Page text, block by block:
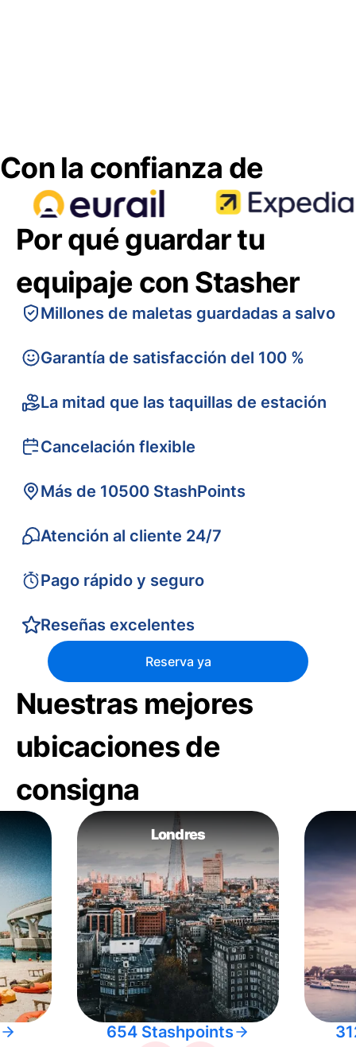
Con la confianza de
Por qué guardar tu
equipaje con Stasher
Millones de maletas guardadas a salvo
Garantía de satisfacción del 100 %
La mitad que las taquillas de estación
Cancelación flexible
Más de 10500 StashPoints
Atención al cliente 24/7
Pago rápido y seguro
Reseñas excelentes
Reserva ya
Nuestras mejores
ubicaciones de
consigna
Londres
654 Stashpoints